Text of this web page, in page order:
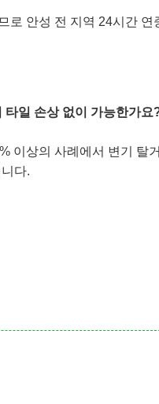
로 안성 전 지역 24시간 연
타일 손상 없이 가능한가요
이상의 사례에서 변기 탈
다.